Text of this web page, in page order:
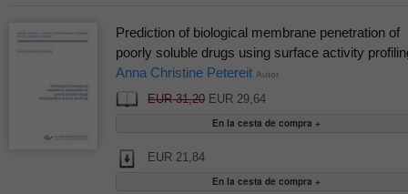
Prediction of biological membrane penetration of
poorly soluble drugs using surface activity
Anna Christine Petereit Autor
EUR 31,20EUR 29,64
EUR 21,84